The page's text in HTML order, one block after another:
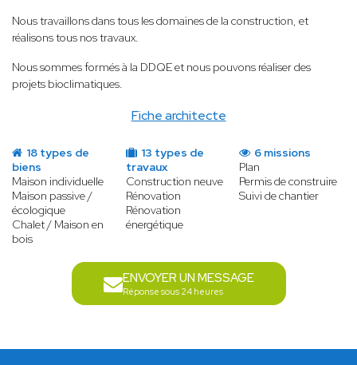
Fiche architecte
Nous travaillons dans tous les domaines de la construction, et
réalisons tous nos travaux.
Nous sommes formés à la DDQE et nous pouvons réaliser des
projets bioclimatiques.
18 types de
biens
Maison individuelle
Maison passive /
écologique
Chalet / Maison en
bois
13 types de
travaux
Construction neuve
Rénovation
Rénovation
énergétique
6 missions
Plan
Permis de construire
Suivi de chantier
ENVOYER UN MESSAGE
Réponse sous 24 heures